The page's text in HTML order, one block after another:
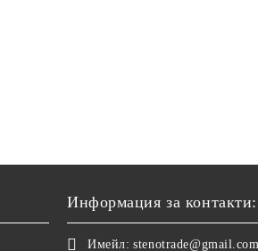
Информация за контакти:
Имейл: